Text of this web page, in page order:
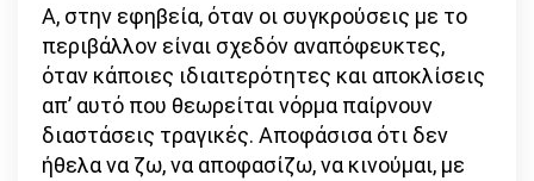
Α, στην εφηβεία, όταν οι συγκρούσεις με το
περιβάλλον είναι σχεδόν αναπόφευκτες,
όταν κάποιες ιδιαιτερότητες και αποκλίσεις
απ’ αυτό που θεωρείται νόρμα παίρνουν
διαστάσεις τραγικές. Αποφάσισα ότι δεν
ήθελα να ζω, να αποφασίζω, να κινούμαι, με